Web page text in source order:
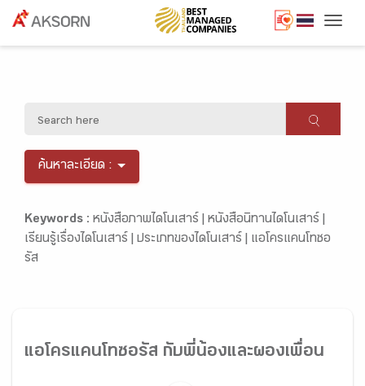
ค้นหาละเอียด :
Keywords : หนังสือภาพไดโนเสาร์ | หนังสือนิทานไดโนเสาร์ |
เรียนรู้เรื่องไดโนเสาร์ | ประเภทของไดโนเสาร์ | แอโครแคนโทซอ
รัส
แอโครแคนโทซอรัส กับพี่น้องและผองเพื่อน